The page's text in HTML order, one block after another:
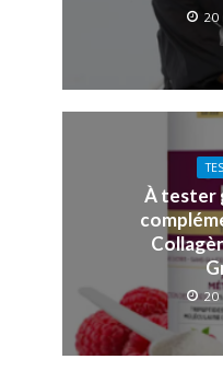
20
À tester
20